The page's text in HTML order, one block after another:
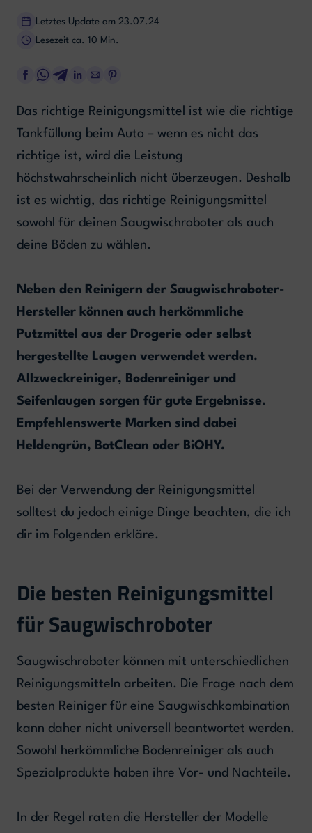
Letztes Update am 23.07.24
Lesezeit ca. 10 Min.
Das richtige Reinigungsmittel ist wie die richtige
Tankfüllung beim Auto – wenn es nicht das
richtige ist, wird die Leistung
höchstwahrscheinlich nicht überzeugen. Deshalb
ist es wichtig, das richtige Reinigungsmittel
sowohl für deinen Saugwischroboter als auch
deine Böden zu wählen.
Neben den Reinigern der Saugwischroboter-
Hersteller können auch herkömmliche
Putzmittel aus der Drogerie oder selbst
hergestellte Laugen verwendet werden.
Allzweckreiniger, Bodenreiniger und
Seifenlaugen sorgen für gute Ergebnisse.
Empfehlenswerte Marken sind dabei
Heldengrün, BotClean oder BiOHY.
Bei der Verwendung der Reinigungsmittel
solltest du jedoch einige Dinge beachten, die ich
dir im Folgenden erkläre.
Die besten Reinigungsmittel
für Saugwischroboter
Saugwischroboter können mit unterschiedlichen
Reinigungsmitteln arbeiten. Die Frage nach dem
besten Reiniger für eine Saugwischkombination
kann daher nicht universell beantwortet werden.
Sowohl herkömmliche Bodenreiniger als auch
Spezialprodukte haben ihre Vor- und Nachteile.
In der Regel raten die Hersteller der Modelle